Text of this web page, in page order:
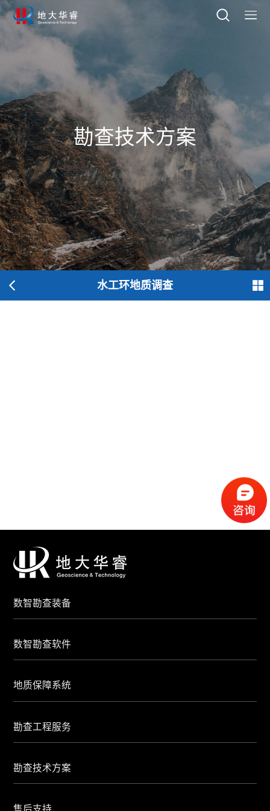
勘查技术方案
水工环地质调查
数智勘查装备
数智勘查软件
地质保障系统
勘查工程服务
勘查技术方案
售后支持